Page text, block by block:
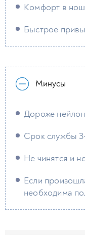
Комфорт в
Быстрое
Минусы
Дороже
Срок службы
Не чинятся и
Если
необходима